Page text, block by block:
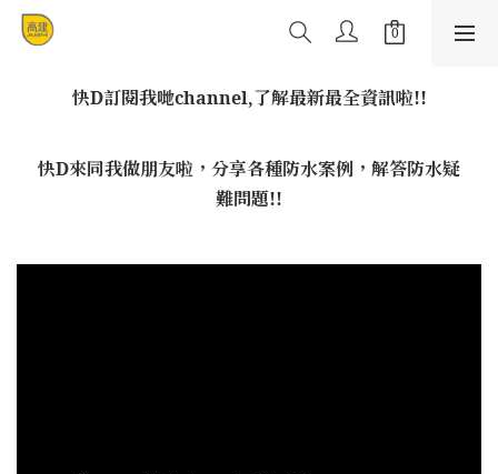
快D訂閱我哋channel,了解最新最全資訊啦!!
快D來同我做朋友啦，分享各種防水案例，解答防水疑
難問題!!